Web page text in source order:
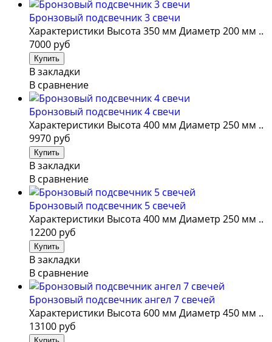
Бронзовый подсвечник 3 свечи
Характеристики Высота 350 мм Диаметр 200 мм ..
7000 руб
В закладки
В сравнение
Бронзовый подсвечник 4 свечи
Характеристики Высота 400 мм Диаметр 250 мм ..
9970 руб
В закладки
В сравнение
Бронзовый подсвечник 5 свечей
Характеристики Высота 400 мм Диаметр 250 мм ..
12200 руб
В закладки
В сравнение
Бронзовый подсвечник ангел 7 свечей
Характеристики Высота 600 мм Диаметр 450 мм ..
13100 руб